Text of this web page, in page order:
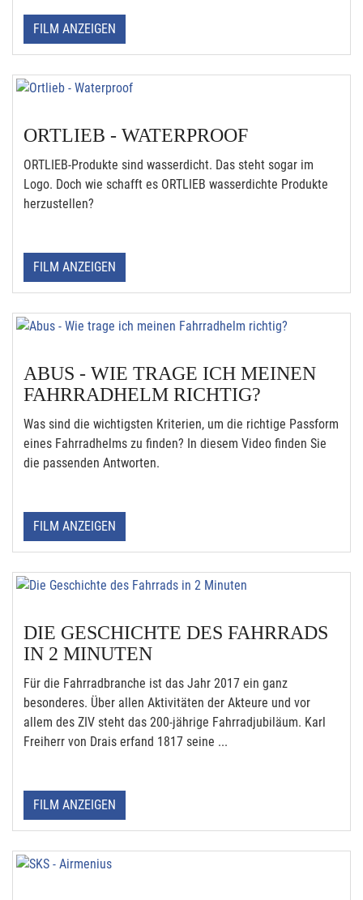
FILM ANZEIGEN
ORTLIEB - WATERPROOF
ORTLIEB-Produkte sind wasserdicht. Das steht sogar im
Logo. Doch wie schafft es ORTLIEB wasserdichte Produkte
herzustellen?
FILM ANZEIGEN
ABUS - WIE TRAGE ICH MEINEN
FAHRRADHELM RICHTIG?
Was sind die wichtigsten Kriterien, um die richtige Passform
eines Fahrradhelms zu finden? In diesem Video finden Sie
die passenden Antworten.
FILM ANZEIGEN
DIE GESCHICHTE DES FAHRRADS
IN 2 MINUTEN
Für die Fahrradbranche ist das Jahr 2017 ein ganz
besonderes. Über allen Aktivitäten der Akteure und vor
allem des ZIV steht das 200-jährige Fahrradjubiläum. Karl
Freiherr von Drais erfand 1817 seine ...
FILM ANZEIGEN